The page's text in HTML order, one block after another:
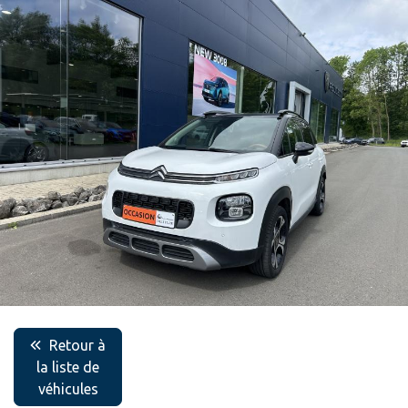
Retour à
la liste de
véhicules